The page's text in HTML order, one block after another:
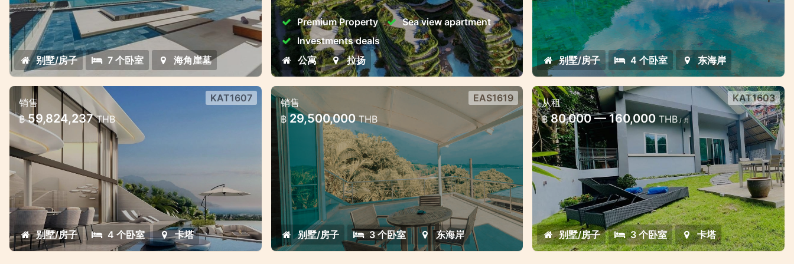
别墅/房子 7 个卧室 海角崖墓
卡塔海景山顶私人别墅项目
極光卡塔頂級海景別墅：現代奢華與熱帶自然的
邂逅
KAT1607
销售
฿ 59,824,237THB
别墅/房子 4 个卧室 卡塔
Premium Property
Sea view apartment
Investments deals
公寓
拉扬
豪華海濱房別墅
奧波海濱海景別墅
EAS1619
销售
฿ 29,500,000THB
别墅/房子 3 个卧室 东海岸
别墅/房子 4 个卧室 东海岸
卡塔 3 臥室房屋，靠近海灘，設有大花
園
卡塔帶大花園的舒適房子出租
KAT1603
从租
฿ 80,000 — 160,000THB / 月
别墅/房子 3 个卧室 卡塔